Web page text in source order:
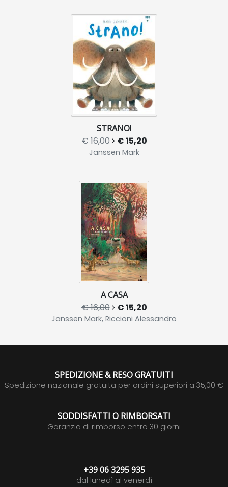
STRANO!
€ 16,00 € 15,20
Janssen Mark
A CASA
€ 16,00 € 15,20
Janssen Mark, Riccioni Alessandro
SPEDIZIONE & RESO GRATUITI
Spedizione nazionale gratuita per ordini superiori a 35,00 €
SODDISFATTI O RIMBORSATI
Garanzia di rimborso entro 30 giorni
+39 06 3295 935
dal lunedì al venerdì